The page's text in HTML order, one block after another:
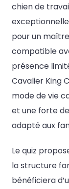
chien de
pour un
compatible
présence
Cavalier King
mode de vie
et une forte
adapté aux
Le quiz
la structure
bénéficiera